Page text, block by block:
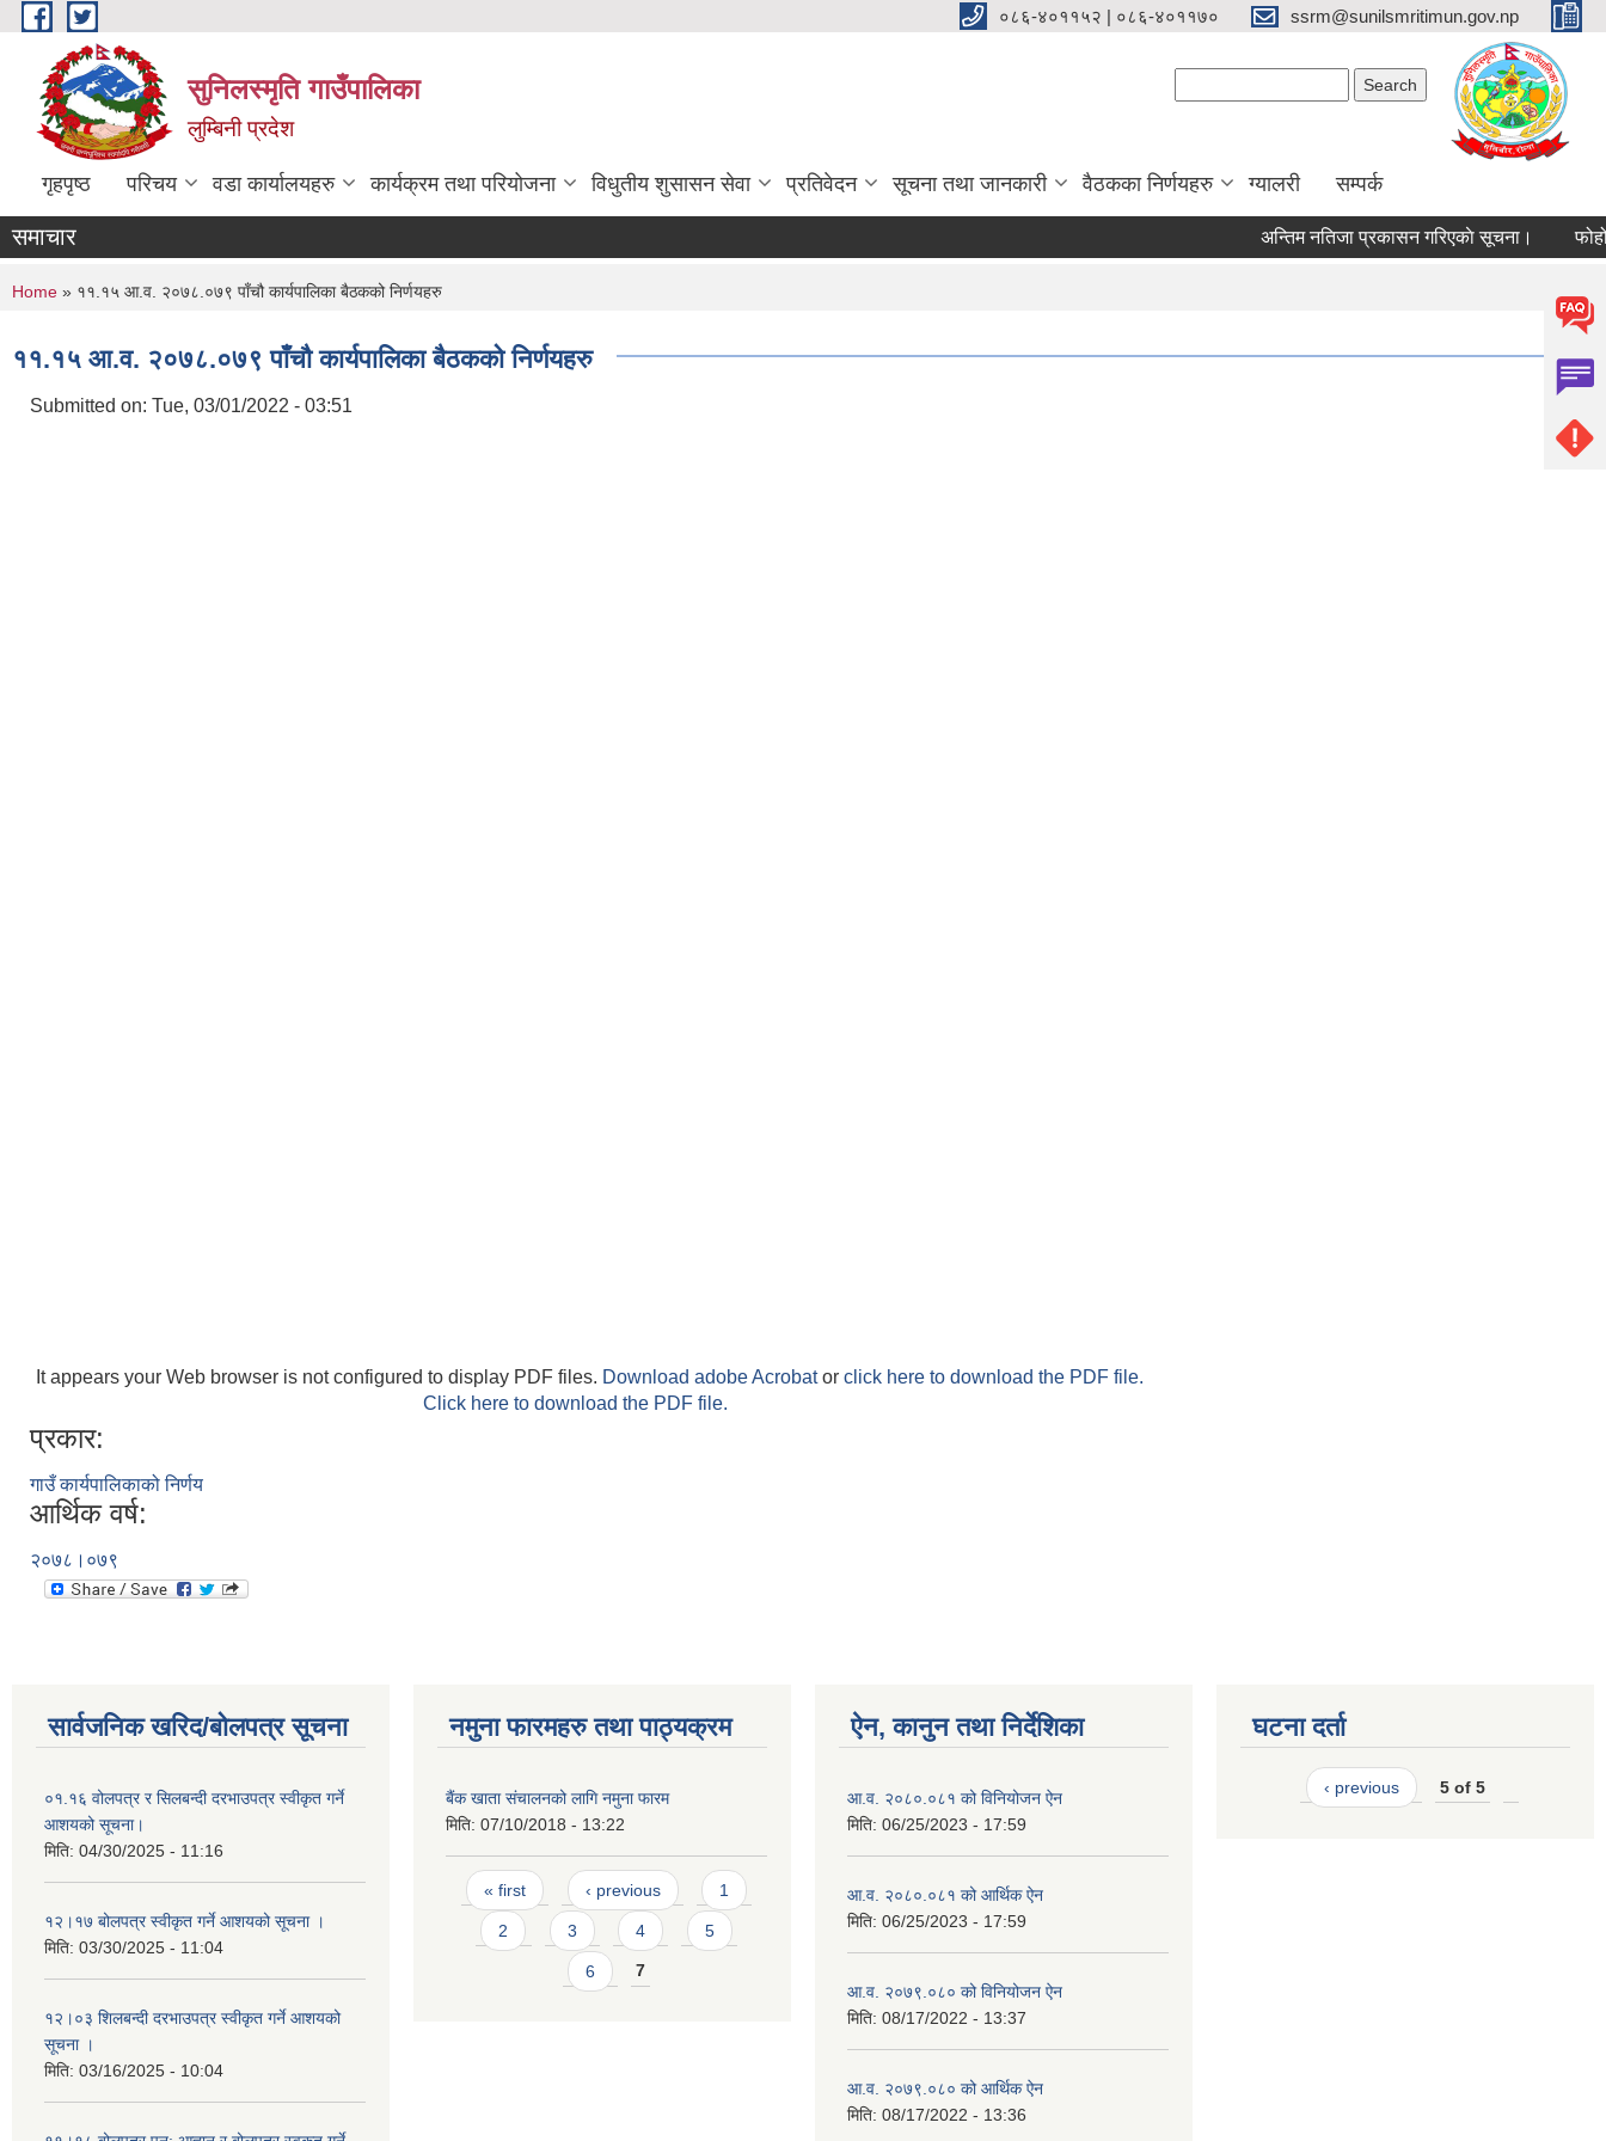
Skip to main content ०८६-४०११५२ | ०८६-४०११७० ssrm@sunilsmritimun.gov.np
सुनिलस्मृति गाउँपालिका
लुम्बिनी प्रदेश
गृहपृष्ठ परिचय वडा कार्यालयहरु कार्यक्रम तथा परियोजना विधुतीय शुसासन सेवा प्रतिवेदन सूचना तथा जानकारी वैठकका निर्णयहरु ग्यालरी सम्पर्क
समाचार अन्तिम नतिजा प्रकासन गरिएकाे सूचना। फोहोर
You are here
Home » ११.१५ आ.व. २०७८.०७९ पाँचौ कार्यपालिका बैठकको निर्णयहरु
११.१५ आ.व. २०७८.०७९ पाँचौ कार्यपालिका बैठकको निर्णयहरु
Submitted on: Tue, 03/01/2022 - 03:51
It appears your Web browser is not configured to display PDF files. Download adobe Acrobator click here to download the PDF file.
Click here to download the PDF file.
प्रकार:
गाउँ कार्यपालिकाको निर्णय
आर्थिक वर्ष:
२०७८।०७९
सार्वजनिक खरिद/बोलपत्र सूचना
०१.१६ वोलपत्र र सिलबन्दी दरभाउपत्र स्वीकृत गर्ने
आशयको सूचना।
मिति: 04/30/2025 - 11:16
१२।१७ बोलपत्र स्वीकृत गर्ने आशयको सूचना ।
मिति: 03/30/2025 - 11:04
१२।०३ शिलबन्दी दरभाउपत्र स्वीकृत गर्ने आशयको
सूचना ।
मिति: 03/16/2025 - 10:04
नमुना फारमहरु तथा पाठ्यक्रम
बैंक खाता संचालनको लागि नमुना फारम
मिति: 07/10/2018 - 13:22
Pages
« first ‹ previous 1
2 3 4 5
6 7
ऐन, कानुन तथा निर्देशिका
आ.व. २०८०.०८१ को विनियोजन ऐन
मिति: 06/25/2023 - 17:59
आ.व. २०८०.०८१ को आर्थिक ऐन
मिति: 06/25/2023 - 17:59
आ.व. २०७९.०८० को विनियोजन ऐन
मिति: 08/17/2022 - 13:37
आ.व. २०७९.०८० को आर्थिक ऐन
मिति: 08/17/2022 - 13:36
घटना दर्ता
‹ previous 5 of 5